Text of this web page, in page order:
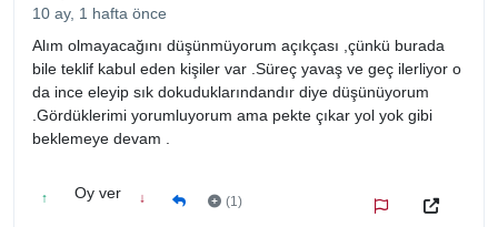
10 ay, 1 hafta önce
Alım olmayacağını düşünmüyorum açıkçası ,çünkü burada
bile teklif kabul eden kişiler var .Süreç yavaş ve geç ilerliyor o
da ince eleyip sık dokuduklarındandır diye düşünüyorum
.Gördüklerimi yorumluyorum ama pekte çıkar yol yok gibi
beklemeye devam .
↑ Oy ver ↓ (1)